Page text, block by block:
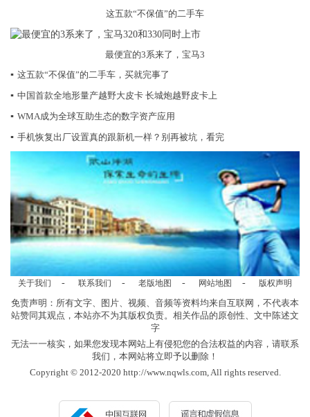
这五款“不保值”的二手车
最便宜的3系来了，宝马3
▪ 这五款“不保值”的二手车，买就完事了
▪ 中国首款全地形量产越野大皮卡 长城炮越野皮卡上
▪ WMA成为全球互助生态的数字资产应用
▪ 手机恢复出厂设置真的跟新机一样？别再被坑，看完
关于我们 - 联系我们 - 老版地图 - 网站地图 - 版权声明
免责声明：所有文字、图片、视频、音频等资料均来自互联网，不代表本
站赞同其观点，本站亦不为其版权负责。相关作品的原创性、文中陈述文
字
无法一一核实，如果您发现本网站上有侵犯您的合法权益的内容，请联系
我们，本网站将立即予以删除！
Copyright © 2012-2020 http://www.nqwls.com, All rights reserved.